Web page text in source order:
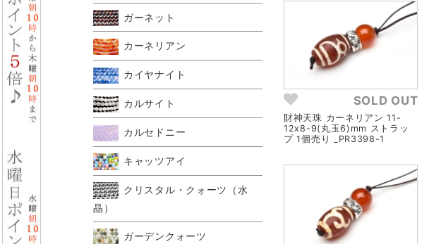
ガーネット
カーネリアン
カイヤナイト
カルサイト
カルセドニー
キャッツアイ
クリスタル・クォーツ（水
晶）
ガーデンクォーツ
SOLD OUT
財神天珠 カーネリアン 11-
12x8-9(丸玉6)mm ストラッ
プ 1個売り _PR3398-1